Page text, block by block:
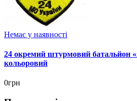
Немає у наявності
24 окремий штурмовий батальйон
кольоровий
0грн